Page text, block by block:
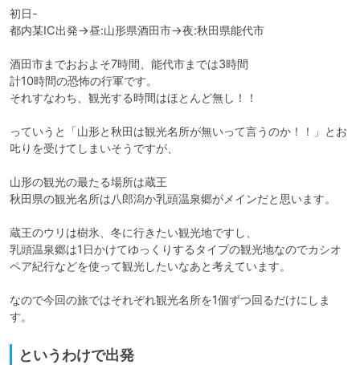
初日-
都内某IC出発→昼:山形県酒田市→夜:秋田県能代市
酒田市までおおよそ7時間、能代市までは3時間
計10時間の恐怖の行軍です。
それすなわち、観光する時間はほとんど無し！！
っていうと「山形と秋田は観光名所が無いって言うのか！！」とお
𠮟りを受けてしまいそうですが、
山形の観光の最たる場所は蔵王
秋田県の観光名所は八郎潟か乳頭温泉郷がメインだと思います。
蔵王のウリは樹氷、冬に行きたい観光地ですし、
乳頭温泉郷は1日かけてゆっくりするタイプの観光地なのでカシオ
ペア紀行などを使って観光したいなあと考えています。
なので今回の旅ではそれぞれ観光名所を1個ずつ回るだけにしま
す。
というわけで出発